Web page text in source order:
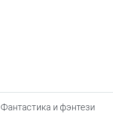
Фантастика и фэнтези